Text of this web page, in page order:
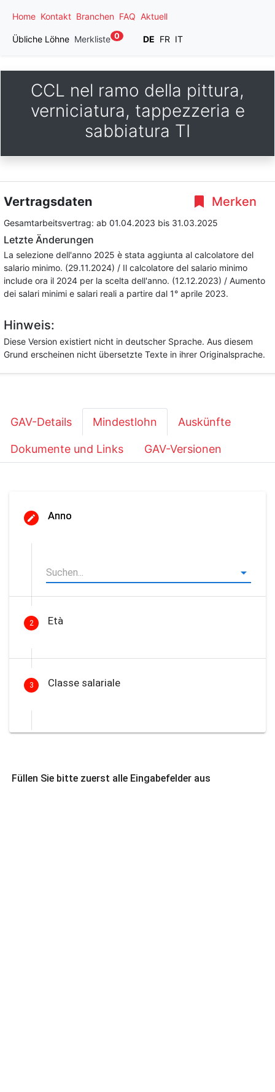
Home Kontakt Branchen FAQ Aktuell
Übliche Löhne Merkliste 0 DE FR IT
CCL nel ramo della pittura,
verniciatura, tappezzeria e
sabbiatura TI
Merken
Vertragsdaten
Gesamtarbeitsvertrag: ab 01.04.2023 bis 31.03.2025
Letzte Änderungen
La selezione dell'anno 2025 è stata aggiunta al calcolatore del
salario minimo. (29.11.2024) / Il calcolatore del salario minimo
include ora il 2024 per la scelta dell'anno. (12.12.2023) / Aumento
dei salari minimi e salari reali a partire dal 1° aprile 2023.
Hinweis:
Diese Version existiert nicht in deutscher Sprache. Aus diesem
Grund erscheinen nicht übersetzte Texte in ihrer Originalsprache.
GAV-Details Mindestlohn Auskünfte
Dokumente und Links GAV-Versionen
Anno
2 Età
3 Classe salariale
Füllen Sie bitte zuerst alle Eingabefelder aus